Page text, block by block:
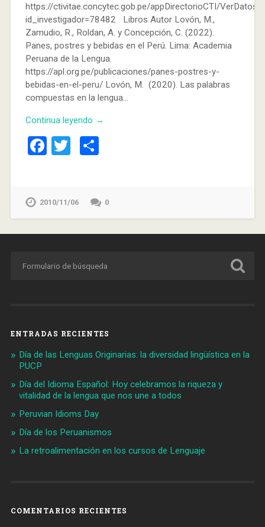
https://ctivitae.concytec.gob.pe/appDirectorioCTI/
id_investigador=78482 Libros Autor Lovón, M.,
Zamudio, R., Roldan, A. y Concepción, C. (2022).
Panes, postres y bebidas en el Perú. Lima: Academia
Peruana de la Lengua.
https://apl.org.pe/publicaciones/panes-postres-y-
bebidas-en-el-peru/ Lovón, M. (2020). Las palabras
compuestas en la lengua…
Continua leyendo →
Facebook
Twitter
2010/11/06 0
ENTRADAS RECIENTES
Día de las Lenguas Originarias: la diversidad lingüística en la
PUCP
Día del Idioma Español: Hoy celebramos la riqueza y
vitalidad de la lengua que nos une a todos
Peruvian Idioms Day
Día de los Peruanismos
La retroalimentación en los cursos de Lenguaje
COMENTARIOS RECIENTES